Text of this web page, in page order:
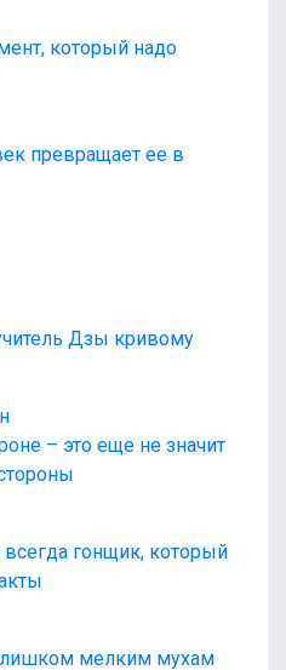
который надо
превращает ее в
Дзы кривому
– это еще не значит
гонщик, который
мелким мухам